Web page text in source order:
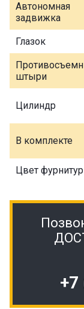
Автономная
задвижка
Глазок
штыри
Цилиндр
В комплекте
Цвет
+7